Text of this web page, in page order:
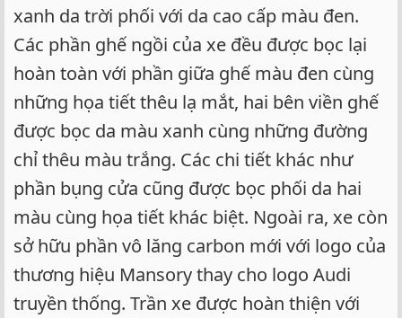
xanh da trời phối với da cao cấp màu đen.
Các phần ghế ngồi của xe đều được bọc lại
hoàn toàn với phần giữa ghế màu đen cùng
những họa tiết thêu lạ mắt, hai bên viền ghế
được bọc da màu xanh cùng những đường
chỉ thêu màu trắng. Các chi tiết khác như
phần bụng cửa cũng được bọc phối da hai
màu cùng họa tiết khác biệt. Ngoài ra, xe còn
sở hữu phần vô lăng carbon mới với logo của
thương hiệu Mansory thay cho logo Audi
truyền thống. Trần xe được hoàn thiện với